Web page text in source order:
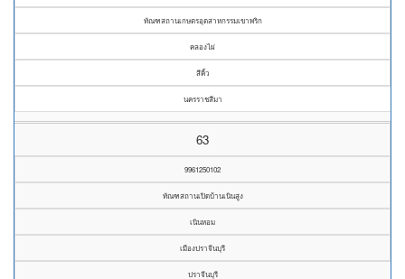
ทัณฑสถานเกษตรอุตสาหกรรมเขาพริก
คลองไผ่
สีคิ้ว
นครราชสีมา
63
9961250102
ทัณฑสถานเปิดบ้านเนินสูง
เนินหอม
เมืองปราจีนบุรี
ปราจีนบุรี